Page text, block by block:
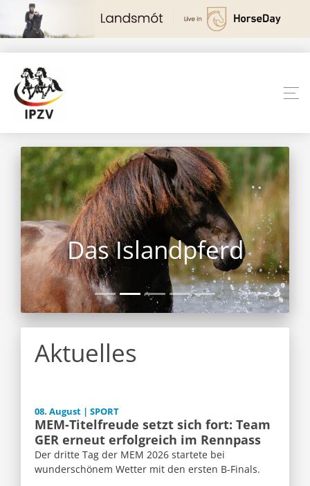
Das Islandpferd
Aktuelles
08. August | SPORT
MEM-Titelfreude setzt sich fort: Team
GER erneut erfolgreich im Rennpass
Der dritte Tag der MEM 2026 startete bei
wunderschönem Wetter mit den ersten B-Finals.